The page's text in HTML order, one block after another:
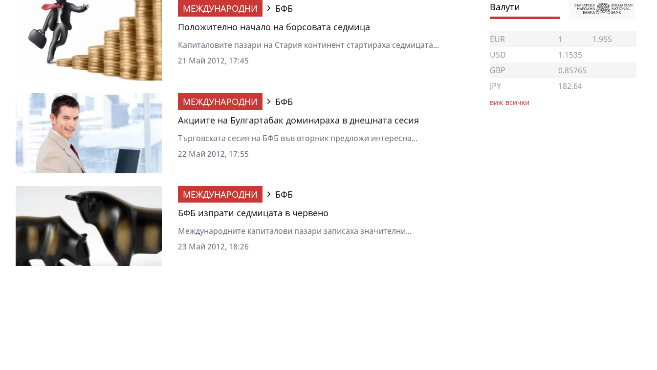
МЕЖДУНАРОДНИ
БФБ
Положително начало на борсовата седмица
Капиталовите пазари на Стария континент стартираха седмицата...
21 Май 2012, 17:45
МЕЖДУНАРОДНИ
БФБ
Акциите на Булгартабак доминираха в днешната сесия
Търговската сесия на БФБ във вторник предложи интересна...
22 Май 2012, 17:55
МЕЖДУНАРОДНИ
БФБ
БФБ изпрати седмицата в червено
Международните капиталови пазари записаха значителни...
23 Май 2012, 18:26
Валути
EUR 1
1.955
USD
1.1535
GBP
0.85765
JPY
182.64
виж всички